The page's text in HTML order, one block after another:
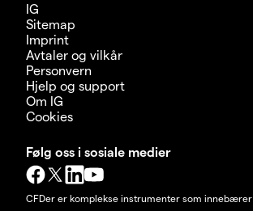
IG
Sitemap
Imprint
Avtaler og vilkår
Personvern
Hjelp og support
Om IG
Cookies
Følg oss i sosiale medier
CFDer er komplekse instrumenter som